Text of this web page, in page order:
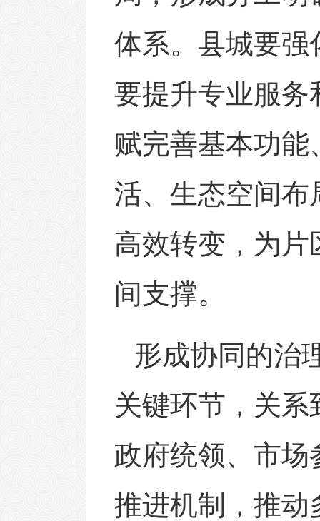
体系。县城要强
要提升专业服务
赋完善基本功
活、生态空间布
高效转变，为
间支撑。
形成协同的治
关键环节，关
政府统领、市
推进机制，推动